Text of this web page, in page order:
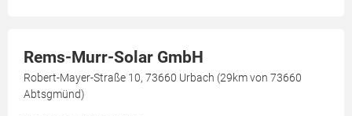
Rems-Murr-Solar GmbH
Robert-Mayer-Straße 10, 73660 Urbach (29km von 73660
Abtsgmünd)